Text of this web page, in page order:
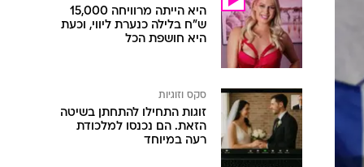
היא הייתה מרוויחה 15,000
ש"ח בלילה כנערת ליווי, וכעת
היא חושפת הכל
סקס וזוגיות
זוגות התחילו להתחתן בשיטה
הזאת. הם נכנסו למלכודת
רעה במיוחד